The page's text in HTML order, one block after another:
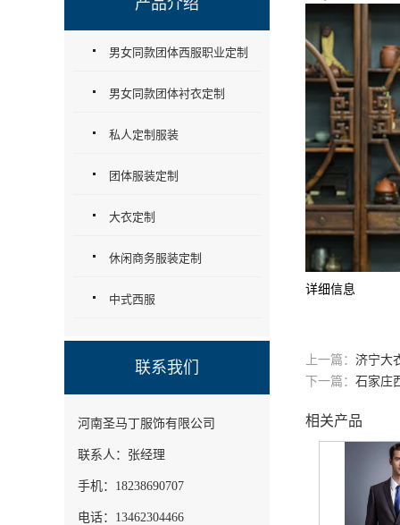
详细信息
上一篇： 济宁大
下一篇： 石家庄
相关产品
产品介绍
男女同款团体西服职业定制
男女同款团体衬衣定制
私人定制服装
团体服装定制
大衣定制
休闲商务服装定制
中式西服
联系我们
河南圣马丁服饰有限公司
联系人：张经理
手机：18238690707
电话：13462304466